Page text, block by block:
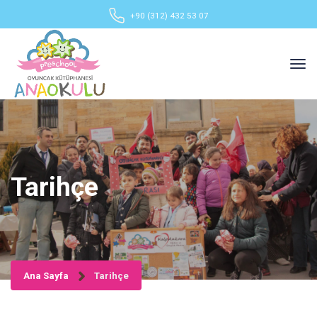
+90 (312) 432 53 07
Tarihçe
Ana Sayfa Tarihçe